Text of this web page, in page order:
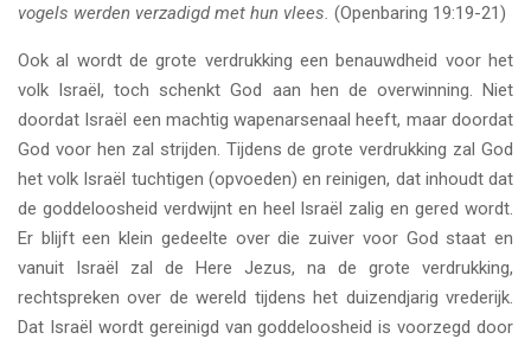
vogels werden verzadigd met hun vlees. (Openbaring 19:19-21)
Ook al wordt de grote verdrukking een benauwdheid voor het
volk Israël, toch schenkt God aan hen de overwinning. Niet
doordat Israël een machtig wapenarsenaal heeft, maar doordat
God voor hen zal strijden. Tijdens de grote verdrukking zal God
het volk Israël tuchtigen (opvoeden) en reinigen, dat inhoudt dat
de goddeloosheid verdwijnt en heel Israël zalig en gered wordt.
Er blijft een klein gedeelte over die zuiver voor God staat en
vanuit Israël zal de Here Jezus, na de grote verdrukking,
rechtspreken over de wereld tijdens het duizendjarig vrederijk.
Dat Israël wordt gereinigd van goddeloosheid is voorzegd door